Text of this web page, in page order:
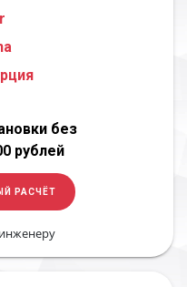
без
рублей
РАСЧЁТ